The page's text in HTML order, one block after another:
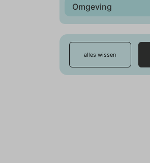
Omgeving
alles wissen